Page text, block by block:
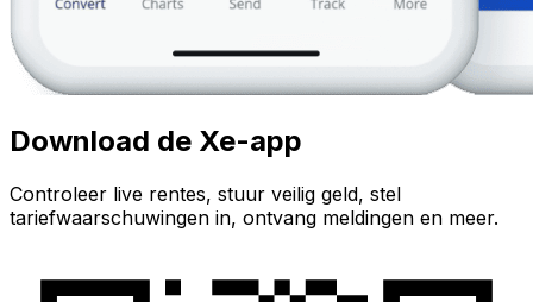
Download de Xe-app
Controleer live rentes, stuur veilig geld, stel
tariefwaarschuwingen in, ontvang meldingen en meer.